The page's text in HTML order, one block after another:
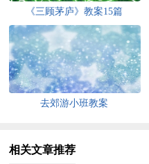
《三顾茅庐》教案15篇
去郊游小班教案
相关文章推荐